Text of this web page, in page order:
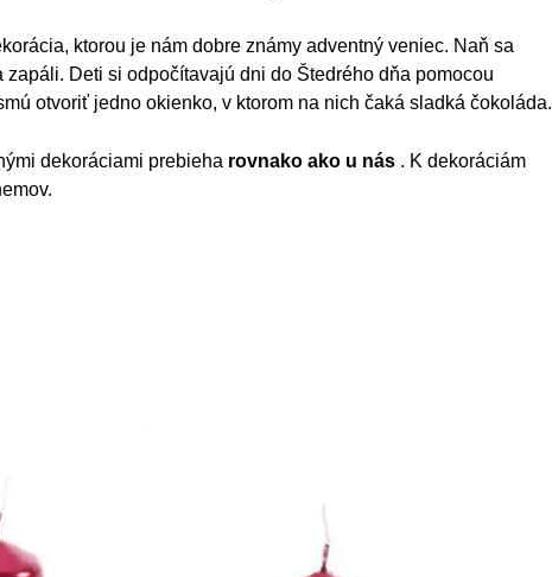
ktorou je nám dobre známy adventný veniec. Naň sa
Deti si odpočítavajú dni do Štedrého dňa pomocou
otvoriť jedno okienko, v ktorom na nich čaká sladká čokoláda.
dekoráciami prebieha rovnako ako u nás . K dekoráciám